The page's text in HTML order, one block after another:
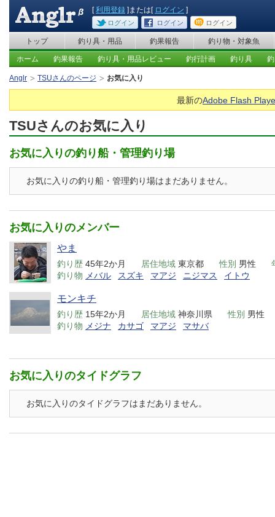
[利用登録 ]または[ ログイン ]
ログイン ログイン ログイン
トップ 釣り具・用品 釣果報告 釣り物・対象魚
ホーム 釣果報告 釣り具・用品レビュー 釣行計画 釣り具
Anglr TSUさんのページ お気に入り
最新のAdobe Flash
TSUさんのお気に入り
お気に入りの釣り船・管理釣り場
お気に入りの釣り船・管理釣り場はまだありません。
お気に入りのメンバー
やま
釣り歴 45年2か月 居住地域 東京都 性別 男性
釣り物 メバル スズキ マアジ ニジマス イトウ
モンキチ
釣り歴 15年2か月 居住地域 神奈川県 性別 男性
釣り物 メジナ カサゴ マアジ マサバ
お気に入りのタイドグラフ
お気に入りのタイドグラフはまだありません。